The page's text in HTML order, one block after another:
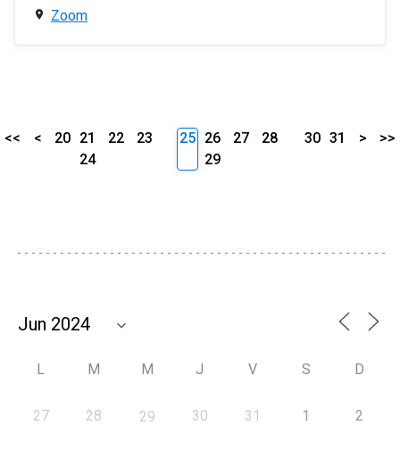
Zoom
<< < 20 21 22
23
24
25 26 27
28
29
30 31 > >>
L M M J V S D
27 28 29 30 31 1 2